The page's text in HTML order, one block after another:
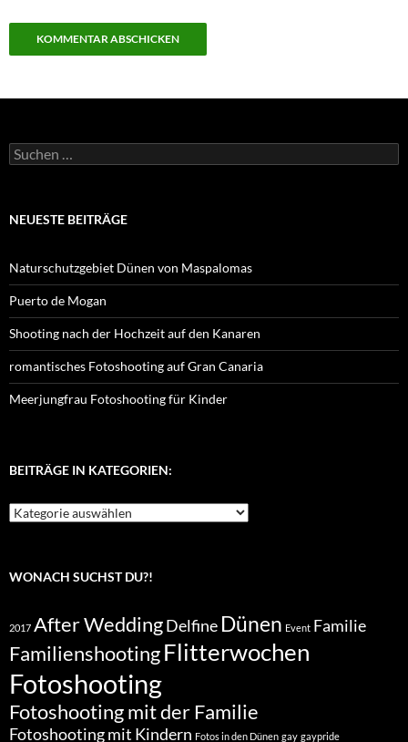
Suchen
nach:
NEUESTE BEITRÄGE
Naturschutzgebiet Dünen von Maspalomas
Puerto de Mogan
Shooting nach der Hochzeit auf den Kanaren
romantisches Fotoshooting auf Gran Canaria
Meerjungfrau Fotoshooting für Kinder
BEITRÄGE IN KATEGORIEN:
Beiträge
in
WONACH SUCHST DU?!
2017 After WeddingDelfine Dünen Event Familie
FamilienshootingFlitterwochen
Fotoshooting
Fotoshooting mit der Familie
Fotoshooting mit Kindern Fotos in den Dünen gay gaypride